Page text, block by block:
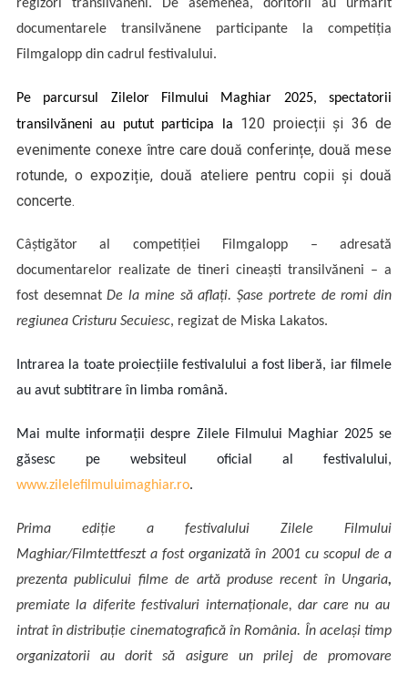
regizori transilvăneni. De asemenea, doritorii au urmărit
documentarele transilvănene participante la competiția
Filmgalopp din cadrul festivalului.
Pe parcursul Zilelor Filmului Maghiar 2025, spectatorii
transilvăneni au putut participa la 120 proiecții și 36 de
evenimente conexe între care două conferințe, două mese
rotunde, o expoziție, două ateliere pentru copii și două
concerte.
Câștigător al competiției Filmgalopp – adresată
documentarelor realizate de tineri cineaști transilvăneni –a
fost desemnatDe la mine să aflați. Șase portrete de romi din
regiunea Cristuru Secuiesc, regizat de Miska Lakatos.
Intrarea la toate proiecțiile festivalului a fost liberă, iar filmele
au avut subtitrare în limba română.
Mai multe informații despre Zilele Filmului Maghiar 2025 se
găsesc pe websiteul oficial al festivalului,
www.zilelefilmuluimaghiar.ro.
Prima ediţie a festivalului Zilele Filmului
Maghiar/Filmtettfeszta fost organizată în 2001 cu scopul de a
prezenta publicului filme de artă produse recent în Ungaria,
premiate la diferite festivaluri internaţionale, dar care nu au
intrat în distribuţie cinematografică în România. În acelaşi timp
organizatorii au dorit să asigure un prilej de promovare